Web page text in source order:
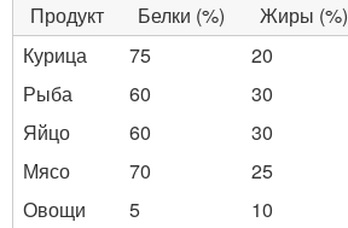
Продукт Белки (%) Жиры (%)
Курица
75 20
Рыба
60 30
Яйцо
60 30
Мясо
70 25
Овощи
5 10